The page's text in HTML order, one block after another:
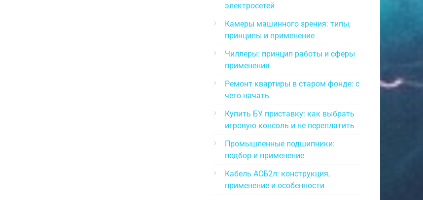
электросетей
Камеры машинного зрения: типы,
принципы и применение
Чиллеры: принцип работы и сферы
применения
Ремонт квартиры в старом фонде: с
чего начать
Купить БУ приставку: как выбрать
игровую консоль и не переплатить
Промышленные подшипники:
подбор и применение
Кабель АСБ2л: конструкция,
применение и особенности